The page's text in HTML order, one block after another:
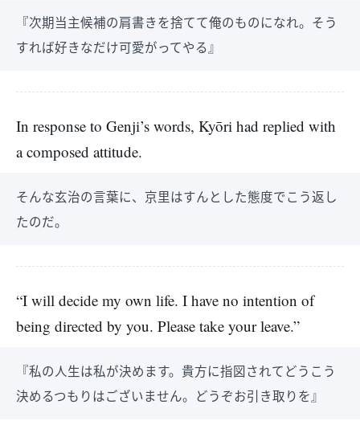
『次期当主候補の肩書きを捨てて俺のものになれ。そう
すれば好きなだけ可愛がってやる』
In response to Genji’s words, Kyōri had replied with
a composed attitude.
そんな玄治の言葉に、京里はすんとした態度でこう返し
たのだ。
“I will decide my own life. I have no intention of
being directed by you. Please take your leave.”
『私の人生は私が決めます。貴方に指図されてどうこう
決めるつもりはございません。どうぞお引き取りを』